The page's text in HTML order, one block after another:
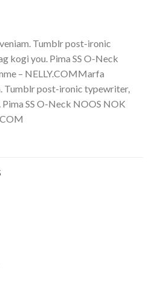
Tumblr post-ironic
kogi you. Pima SS O-Neck
– NELLY.COMMarfa
Tumblr post-ironic typewriter,
SS O-Neck NOOS NOK